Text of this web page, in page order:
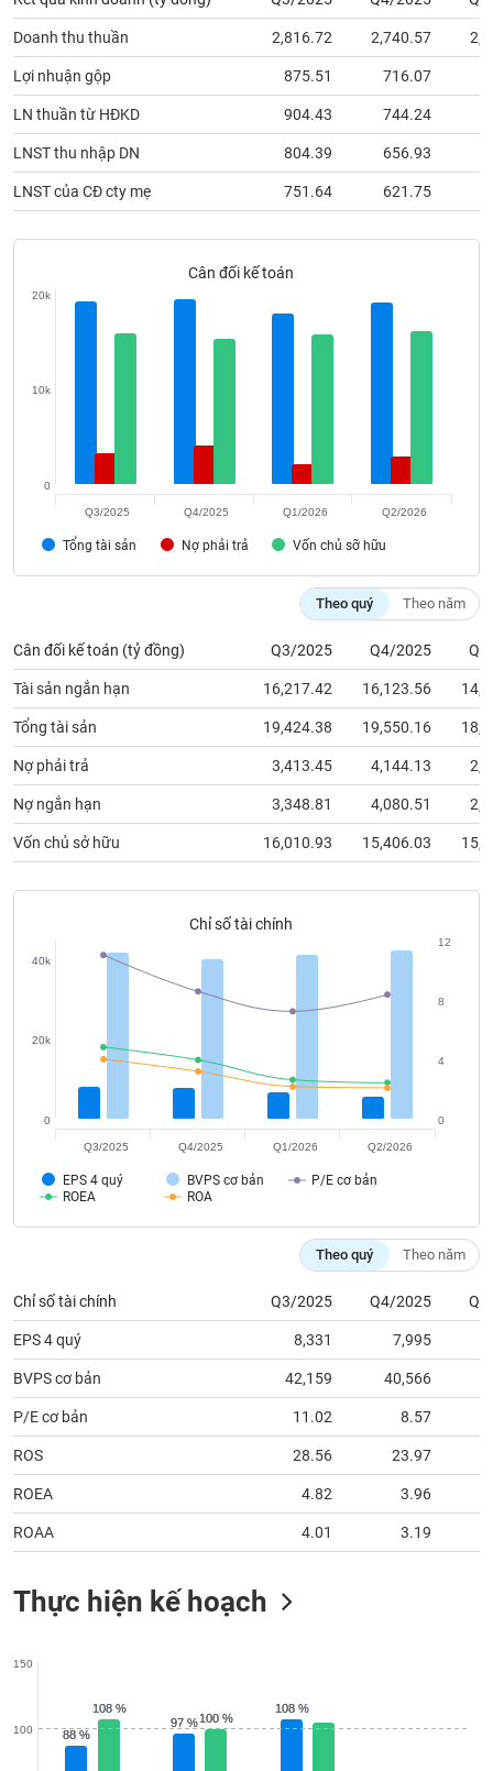
Doanh thu thuần 2,816.72 2,740.57
Lợi nhuận gộp 875.51 716.07
LN thuần từ HĐKD 904.43 744.24
LNST thu nhập DN 804.39 656.93
LNST của CĐ cty mẹ 751.64 621.75
Cân đối kế toán
Tổng tài sản Nợ phải trả Vốn chủ sỡ hữu
0
10k
20k
Q3/2025 Q4/2025 Q1/2026 Q2/2026
Theo quý Theo năm
Cân đối kế toán (tỷ đồng) Q3/2025 Q4/2025
Tài sản ngắn hạn 16,217.42 16,123.56
Tổng tài sản 19,424.38 19,550.16
Nợ phải trả 3,413.45 4,144.13
Nợ ngắn hạn 3,348.81 4,080.51
Vốn chủ sở hữu 16,010.93 15,406.03
Chỉ số tài chính
EPS 4 quý BVPS cơ bản
P/E cơ bản
ROEA
ROA
0
20k
40k
0
4
8
12
Q3/2025 Q4/2025 Q1/2026 Q2/2026
Theo quý Theo năm
Chỉ số tài chính Q3/2025 Q4/2025
EPS 4 quý 8,331 7,995
BVPS cơ bản 42,159 40,566
P/E cơ bản 11.02 8.57
ROS 28.56 23.97
ROEA 4.82 3.96
ROAA 4.01 3.19
Thực hiện kế hoạch
88 %
88 %
97 %
97 %
108 %
108 %
108 %
108 %
100 %
100 %
100
150
phân
tích
(-)
Thuật
ngữ
(-)
Dịch
vụ
đầu
tư
Truyền
thông
tài
chính
liệu